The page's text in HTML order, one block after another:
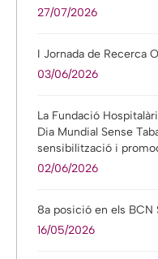
27/07/2026
I Jornada de Recerca
03/06/2026
La Fundació
Dia Mundial Sense
sensibilització i
02/06/2026
8a posició en els BCN
16/05/2026